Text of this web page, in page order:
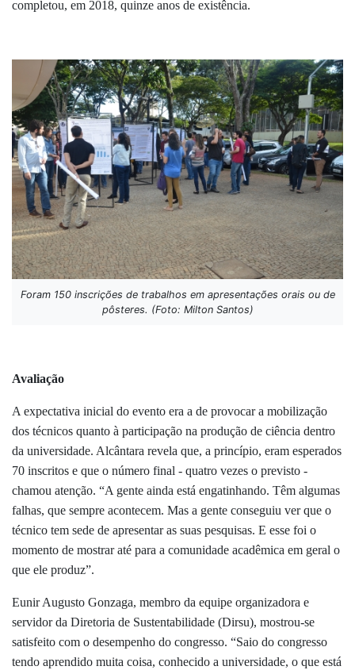
completou, em 2018, quinze anos de existência.
Foram 150 inscrições de trabalhos em apresentações orais ou de
pôsteres. (Foto: Milton Santos)
Avaliação
A expectativa inicial do evento era a de provocar a mobilização
dos técnicos quanto à participação na produção de ciência dentro
da universidade. Alcântara revela que, a princípio, eram esperados
70 inscritos e que o número final - quatro vezes o previsto -
chamou atenção. “A gente ainda está engatinhando. Têm algumas
falhas, que sempre acontecem. Mas a gente conseguiu ver que o
técnico tem sede de apresentar as suas pesquisas. E esse foi o
momento de mostrar até para a comunidade acadêmica em geral o
que ele produz”.
Eunir Augusto Gonzaga, membro da equipe organizadora e
servidor da Diretoria de Sustentabilidade (Dirsu), mostrou-se
satisfeito com o desempenho do congresso. “Saio do congresso
tendo aprendido muita coisa, conhecido a universidade, o que está